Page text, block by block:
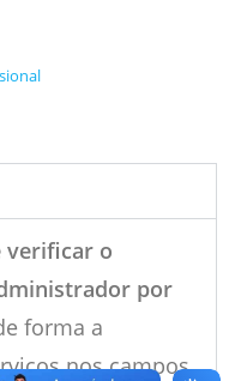
verificar o
por
forma a
nos campos